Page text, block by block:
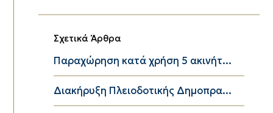
Σχετικά Άρθρα
Παραχώρηση κατά χρήση 5 ακινήτ...
Διακήρυξη Πλειοδοτικής Δημοπρα...